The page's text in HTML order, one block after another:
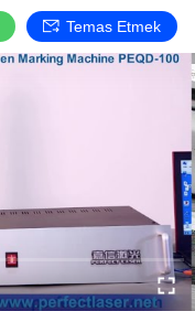
Temas Etmek